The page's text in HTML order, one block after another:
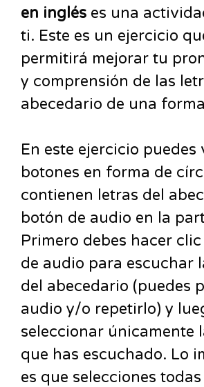
en inglés es una
ti. Este es un ejercicio
permitirá mejorar tu
y comprensión de las
abecedario de una
En este ejercicio puedes
botones en forma de
contienen letras del
botón de audio en la
Primero debes hacer
de audio para escuchar
del abecedario (puedes
audio y/o repetirlo) y
seleccionar únicamente
que has escuchado. Lo
es que selecciones